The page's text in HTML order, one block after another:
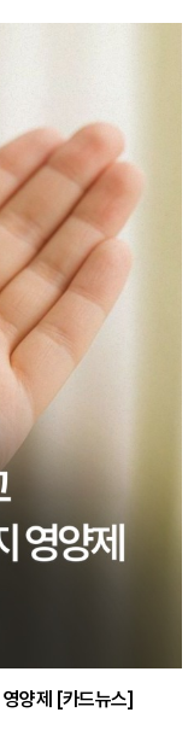
영양제 [카드뉴스]